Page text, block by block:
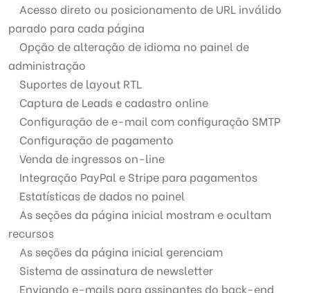
Acesso direto ou posicionamento de URL inválido
parado para cada página
Opção de alteração de idioma no painel de
administração
Suportes de layout RTL
Captura de Leads e cadastro online
Configuração de e-mail com configuração SMTP
Configuração de pagamento
Venda de ingressos on-line
Integração PayPal e Stripe para pagamentos
Estatísticas de dados no painel
As seções da página inicial mostram e ocultam
recursos
As seções da página inicial gerenciam
Sistema de assinatura de newsletter
Enviando e-mails para assinantes do back-end